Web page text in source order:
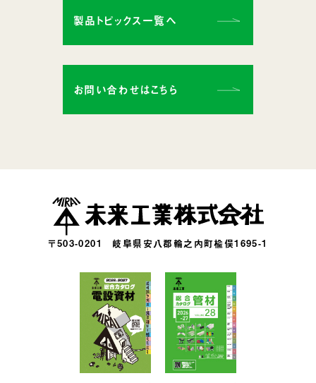
製品トピックス一覧へ
お問い合わせはこちら
〒503-0201 岐阜県安八郡輪之内町楡俣1695-1